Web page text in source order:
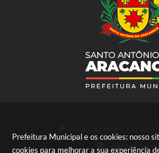
Prefeitura Municipal e os cookies: nosso
cookies para melhorar a sua experiência
Portal atualizado em:05/
Dados Abertos